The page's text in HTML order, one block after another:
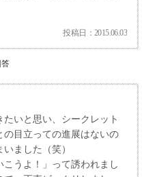
投稿日：2015.06.03
いと思い、シークレット
の目立っての進展はないの
ました（笑）
うよ！」って誘われまし